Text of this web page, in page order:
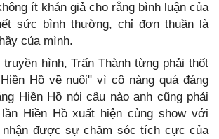
ít khán giả cho rằng bình luận của
sức bình thường, chỉ đơn thuần là
của mình.
truyền hình, Trấn Thành từng phải thốt
Hồ về nuôi" vì cô nàng quá đáng
Hiền Hồ nói câu nào anh cũng phải
Hiền Hồ xuất hiện cùng show với
nhận được sự chăm sóc tích cực của